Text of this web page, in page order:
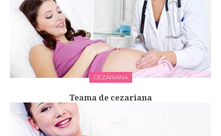
CEZARIANA
Teama de cezariana